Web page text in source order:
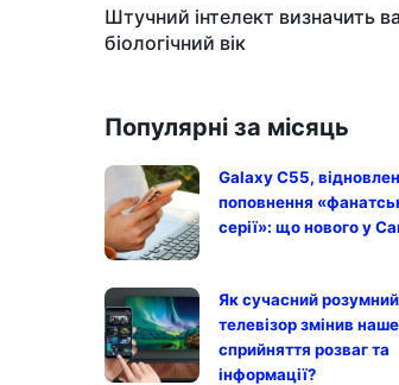
Штучний інтелект визначить
біологічний вік
Популярні за місяць
Galaxy C55,
поповнення
серії»: що нового у
Як сучасний розумний
телевізор змінив наше
сприйняття розваг та
інформації?